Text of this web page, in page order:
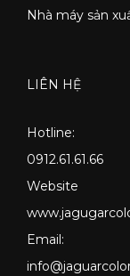
Nhà máy sản
LIÊN HỆ
Hotline:
0912.61.61.66
Website
Email: